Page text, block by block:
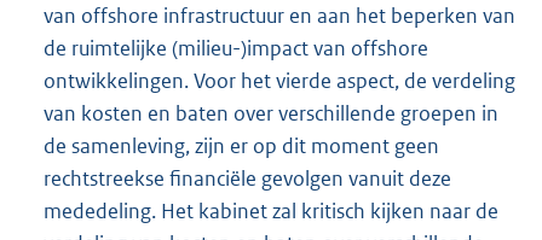
van offshore infrastructuur en aan het beperken van
de ruimtelijke (milieu-)impact van offshore
ontwikkelingen. Voor het vierde aspect, de verdeling
van kosten en baten over verschillende groepen in
de samenleving, zijn er op dit moment geen
rechtstreekse financiële gevolgen vanuit deze
mededeling. Het kabinet zal kritisch kijken naar de